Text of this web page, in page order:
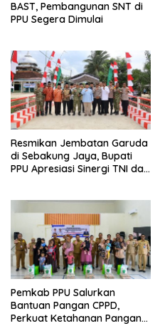
BAST, Pembangunan SNT di
PPU Segera Dimulai
Resmikan Jembatan Garuda
di Sebakung Jaya, Bupati
PPU Apresiasi Sinergi TNI dan
Pemkab PPU Salurkan
Bantuan Pangan CPPD,
Perkuat Ketahanan Pangan